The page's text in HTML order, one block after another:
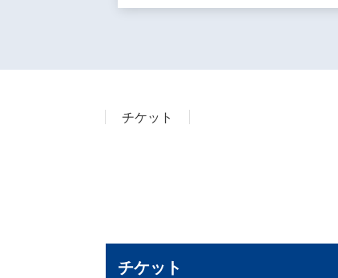
チケット
チケット